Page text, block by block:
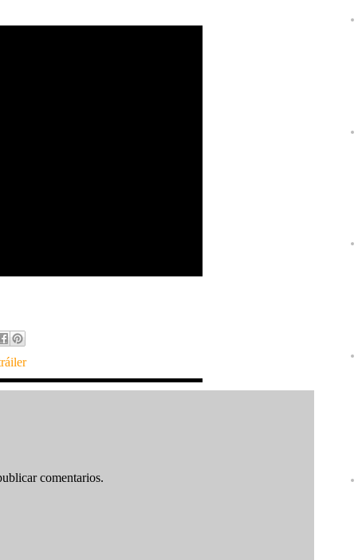
comentarios.